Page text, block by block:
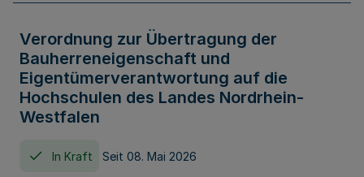
Verordnung zur Übertragung der
Bauherreneigenschaft und
Eigentümerverantwortung auf die
Hochschulen des Landes Nordrhein-
Westfalen
In Kraft Seit 08. Mai 2026